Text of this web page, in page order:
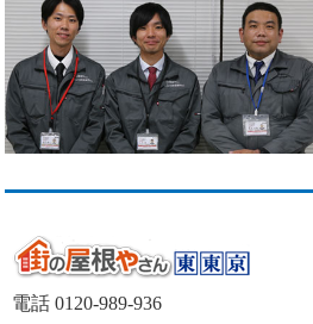
電話 0120-989-936